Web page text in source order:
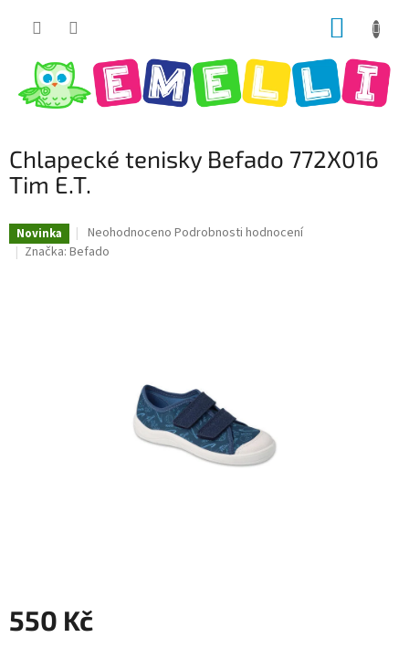
Chlapecké tenisky Befado 772X016
Tim E.T.
Novinka
Průměrné
hodnocení
Neohodnoceno Podrobnosti hodnocení
Značka: Befado
550 Kč